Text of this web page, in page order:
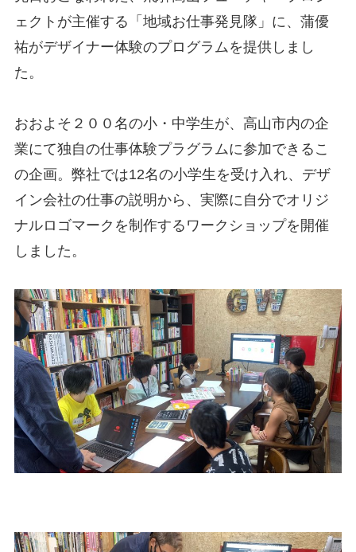
ェクトが主催する「地域お仕事発見隊」に、蒲優
祐がデザイナー体験のプログラムを提供しまし
た。
おおよそ２００名の小・中学生が、高山市内の企
業にて独自の仕事体験プラグラムに参加できるこ
の企画。弊社では12名の小学生を受け入れ、デザ
イン会社の仕事の説明から、実際に自分でオリジ
ナルロゴマークを制作するワークショップを開催
しました。